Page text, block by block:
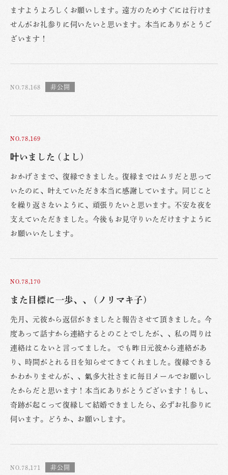
ますようよろしくお願いします。遠方のためすぐには行けま
せんがお礼参りに伺いたいと思います。本当にありがとうご
ざいます！
NO.78,168
NO.78,169
叶いました (よし)
おかげさまで、復縁できました。復縁まではムリだと思って
いたのに、叶えていただき本当に感謝しています。同じこと
を繰り返さないように、頑張りたいと思います。不安な夜を
支えていただきました。今後もお見守りいただけますように
お願いいたします。
NO.78,170
また目標に一歩、、 (ノリマキ子)
先月、元彼から返信がきましたと報告させて頂きました。今
度あって話すから連絡するとのことでしたが、、私の周りは
連絡はこないと言ってました。 でも昨日元彼から連絡があ
り、時間がとれる日を知らせてきてくれました。復縁できる
かわかりませんが、、氣多大社さまに毎日メールでお願いし
たからだと思います！本当にありがとうございます！もし、
奇跡が起こって復縁して結婚できましたら、必ずお礼参りに
伺います。どうか、お願いします。
NO.78,171